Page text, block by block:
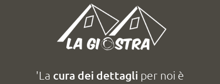
'La cura dei dettagli per noi è